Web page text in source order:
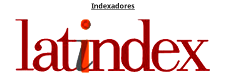
Indexadores